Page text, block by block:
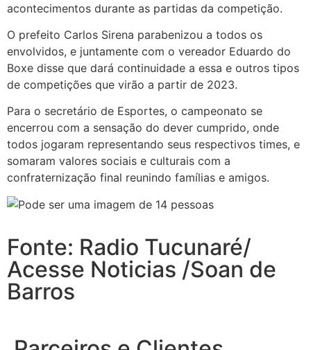
acontecimentos durante as partidas da competição.
O prefeito Carlos Sirena parabenizou a todos os
envolvidos, e juntamente com o vereador Eduardo do
Boxe disse que dará continuidade a essa e outros tipos
de competições que virão a partir de 2023.
Para o secretário de Esportes, o campeonato se
encerrou com a sensação do dever cumprido, onde
todos jogaram representando seus respectivos times, e
somaram valores sociais e culturais com a
confraternização final reunindo famílias e amigos.
Fonte: Radio Tucunaré/
Acesse Noticias /Soan de
Barros